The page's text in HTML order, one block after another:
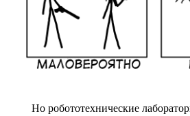
Но робототехнические